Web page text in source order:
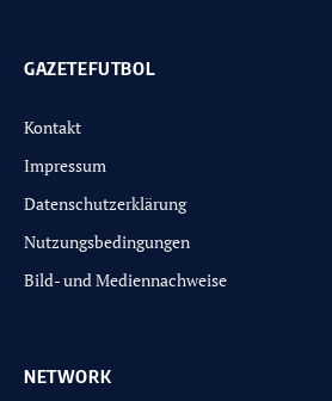
GAZETEFUTBOL
Kontakt
Impressum
Datenschutzerklärung
Nutzungsbedingungen
Bild- und Mediennachweise
NETWORK